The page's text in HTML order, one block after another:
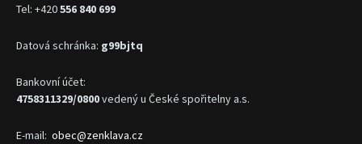
Tel: +420556 840 699
Datová schránka: g99bjtq
Bankovní účet:
4758311329/0800vedený u České spořitelny a.s.
E-mail: obec@zenklava.cz